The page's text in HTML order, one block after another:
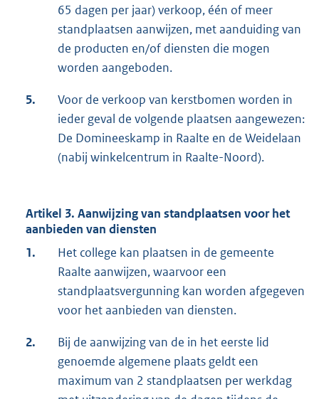
65 dagen per jaar) verkoop, één of meer
standplaatsen aanwijzen, met aanduiding van
de producten en/of diensten die mogen
worden aangeboden.
5.
Voor de verkoop van kerstbomen worden in
ieder geval de volgende plaatsen aangewezen:
De Domineeskamp in Raalte en de Weidelaan
(nabij winkelcentrum in Raalte-Noord).
Artikel 3. Aanwijzing van standplaatsen voor het
aanbieden van diensten
1.
Het college kan plaatsen in de gemeente
Raalte aanwijzen, waarvoor een
standplaatsvergunning kan worden afgegeven
voor het aanbieden van diensten.
2.
Bij de aanwijzing van de in het eerste lid
genoemde algemene plaats geldt een
maximum van 2 standplaatsen per werkdag